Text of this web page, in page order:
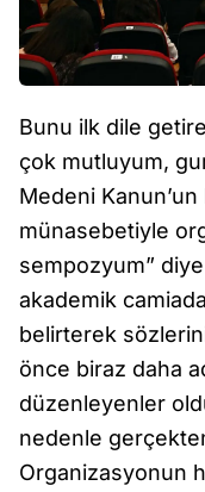
Bunu ilk dile
çok mutluyum,
Medeni Kanun’un
münasebetiyle
sempozyum”
akademik
belirterek
önce biraz daha
düzenleyenler
nedenle
Organizasyonun